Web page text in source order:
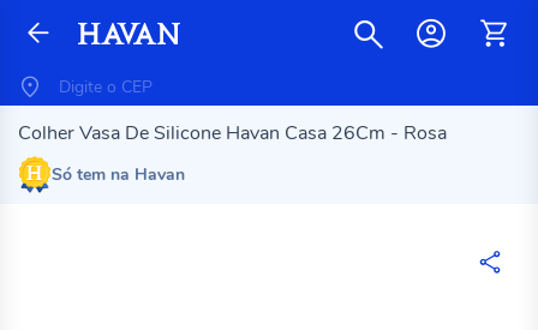
Colher Vasa De Silicone Havan Casa 26Cm - Rosa
Só tem na Havan